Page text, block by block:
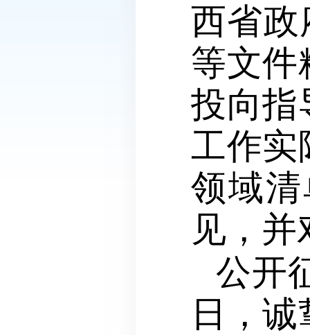
西省政
等文件
投向指
工作实
领域
见，
公开
日，